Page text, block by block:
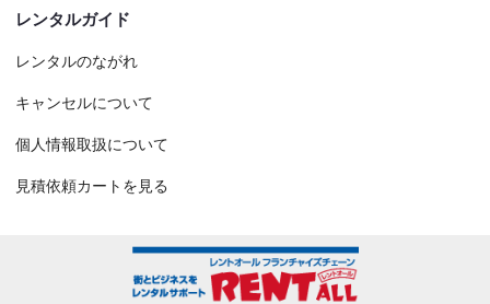
レンタルガイド
レンタルのながれ
キャンセルについて
個人情報取扱について
見積依頼カートを見る